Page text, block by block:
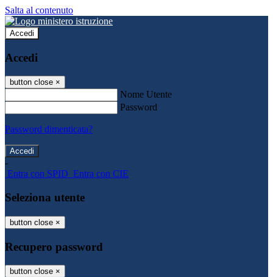
Salta al contenuto
Accedi
Accedi
button close ×
Nome Utente
Password
Password dimenticata?
-
Entra con SPID Entra con CIE
Seleziona utente
button close ×
Recupero password
button close ×